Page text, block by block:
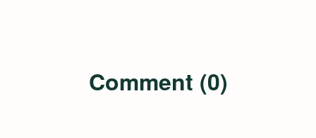
Comment (0)